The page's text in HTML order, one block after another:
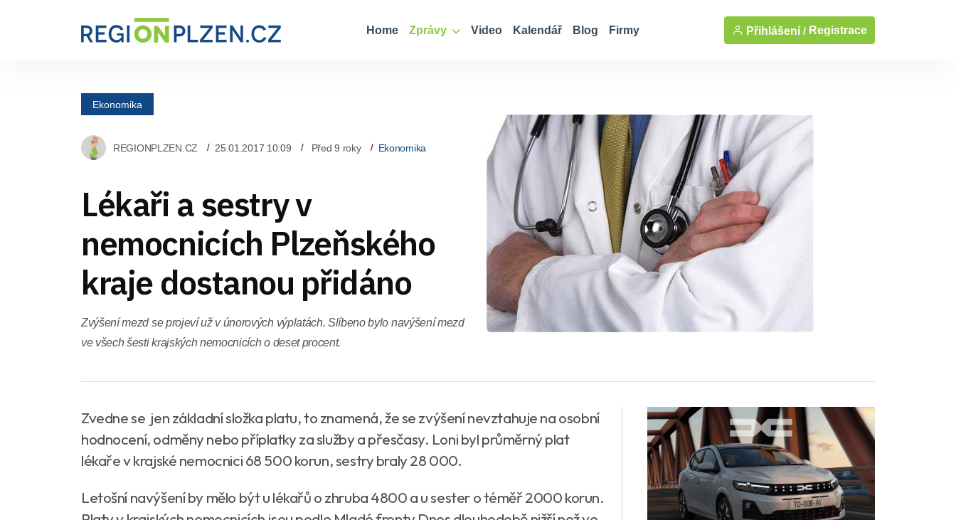
Home Zprávy Video Kalendář Blog Firmy Přihlášení / Registrace
Ekonomika
REGIONPLZEN.CZ 25.01.2017 10:09 Před 9 roky Ekonomika
Lékaři a sestry v
nemocnicích Plzeňského
kraje dostanou přidáno
Zvýšení mezd se projeví už v únorových výplatách. Slíbeno bylo navýšení mezd
ve všech šesti krajských nemocnicích o deset procent.
Zvedne se jen základní složka platu, to znamená, že se zvýšení nevztahuje na osobní
hodnocení, odměny nebo příplatky za služby a přesčasy. Loni byl průměrný plat
lékaře v krajské nemocnici 68 500 korun, sestry braly 28 000.
Letošní navýšení by mělo být u lékařů o zhruba 4800 a u sester o téměř 2000 korun.